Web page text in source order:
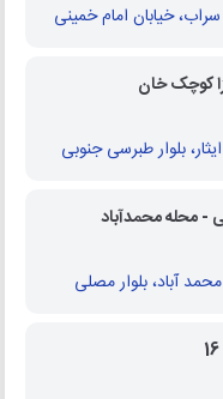
کوچک خان
- محله محمدآباد